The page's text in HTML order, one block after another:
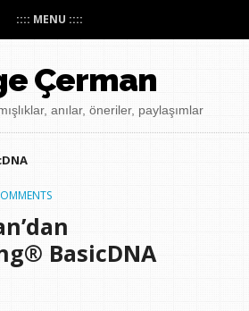
:::: MENU ::::
Çerman
anılar, öneriler, paylaşımlar
BasicDNA